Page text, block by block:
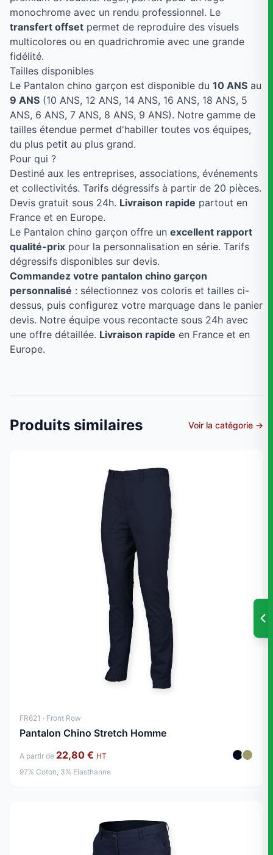
monochrome avec un rendu professionnel. Le
transfert offset permet de reproduire des visuels
multicolores ou en quadrichromie avec une grande
fidélité.
Tailles disponibles
Le Pantalon chino garçon est disponible du 10 ANS au
9 ANS (10 ANS, 12 ANS, 14 ANS, 16 ANS, 18 ANS, 5
ANS, 6 ANS, 7 ANS, 8 ANS, 9 ANS). Notre gamme de
tailles étendue permet d'habiller toutes vos équipes,
du plus petit au plus grand.
Pour qui ?
Destiné aux les entreprises, associations, événements
et collectivités. Tarifs dégressifs à partir de 20 pièces.
Devis gratuit sous 24h. Livraison rapide partout en
France et en Europe.
Le Pantalon chino garçon offre un excellent rapport
qualité-prix pour la personnalisation en série. Tarifs
dégressifs disponibles sur devis.
Commandez votre pantalon chino garçon
personnalisé : sélectionnez vos coloris et tailles ci-
dessus, puis configurez votre marquage dans le panier
devis. Notre équipe vous recontacte sous 24h avec
une offre détaillée. Livraison rapide en France et en
Europe.
Produits similaires Voir la catégorie →
FR621 · Front Row
Pantalon Chino Stretch Homme
A partir de 22,80 € HT
97% Coton, 3% Elasthanne